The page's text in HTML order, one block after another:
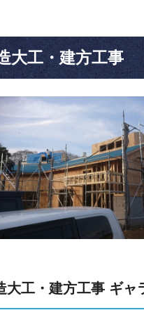
大工・建方工事
大工・建方工事 ギャ